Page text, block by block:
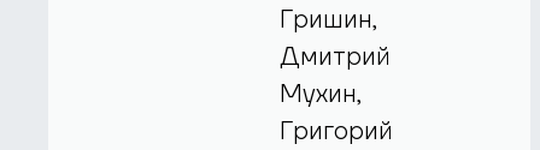
Гришин,
Дмитрий
Мухин,
Григорий